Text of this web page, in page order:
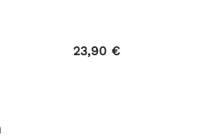
23,90 €